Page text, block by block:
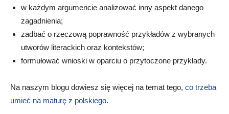
w każdym argumencie analizować inny aspekt danego
zagadnienia;
zadbać o rzeczową poprawność przykładów z wybranych
utworów literackich oraz kontekstów;
formułować wnioski w oparciu o przytoczone przykłady.
Na naszym blogu dowiesz się więcej na temat tego, co trzeba
umieć na maturę z polskiego.